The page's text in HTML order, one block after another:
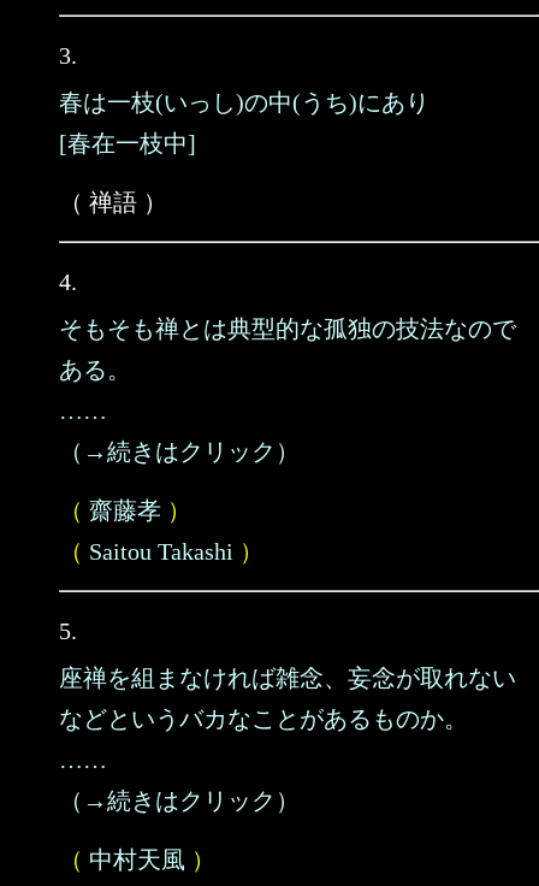
3.
春は一枝(いっし)の中(うち)にあり
[春在一枝中]
（ 禅語 ）
4.
そもそも禅とは典型的な孤独の技法なので
ある。
……
（→続きはクリック）
（ 齋藤孝 ）
（ Saitou Takashi ）
5.
座禅を組まなければ雑念、妄念が取れない
などというバカなことがあるものか。
……
（→続きはクリック）
（ 中村天風 ）